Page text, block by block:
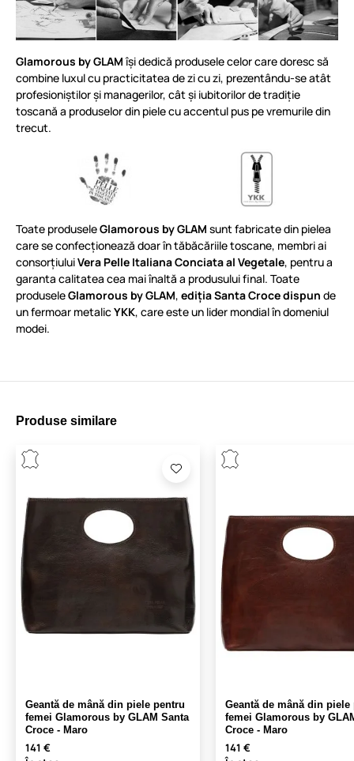
Glamorous by GLAMîși dedică produsele celor care doresc să
combine luxul cu practicitatea de zi cu zi, prezentându-se atât
profesioniștilor și managerilor, cât și iubitorilor de tradiție
toscană a produselor din piele cu accentul pus pe vremurile din
trecut.
Toate produseleGlamorous by GLAM sunt fabricate din pielea
care se confecționează doar în tăbăcăriile toscane, membri ai
consorțiuluiVera Pelle Italiana Conciata al Vegetale, pentru a
garanta calitatea cea mai înaltă a produsului final. Toate
produseleGlamorous by GLAM, ediția Santa Croce dispun de
un fermoar metalicYKK, care este un lider mondial în domeniul
modei.
Produse similare
Geantă de mână din piele pentru
femei Glamorous by GLAM Santa
Croce - Maro
141 €
Geantă de mână din piele
femei Glamorous by
Croce - Maro
141 €